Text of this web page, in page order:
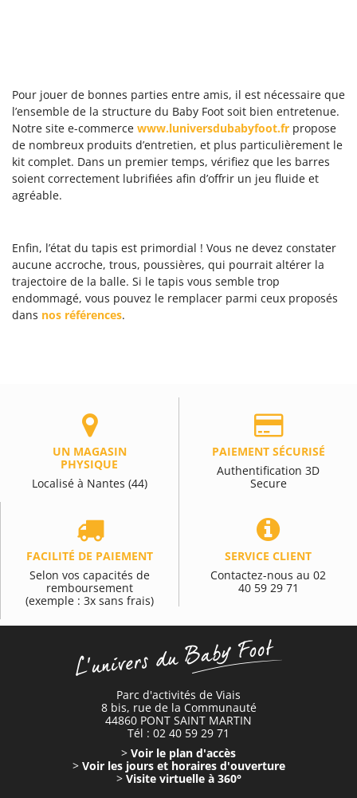
Pour jouer de bonnes parties entre amis, il est nécessaire que
l’ensemble de la structure du Baby Foot soit bien entretenue.
Notre site e-commerce www.luniversdubabyfoot.fr propose
de nombreux produits d’entretien, et plus particulièrement le
kit complet. Dans un premier temps, vérifiez que les barres
soient correctement lubrifiées afin d’offrir un jeu fluide et
agréable.
Enfin, l’état du tapis est primordial ! Vous ne devez constater
aucune accroche, trous, poussières, qui pourrait altérer la
trajectoire de la balle. Si le tapis vous semble trop
endommagé, vous pouvez le remplacer parmi ceux proposés
dans nos références.
UN MAGASIN
PHYSIQUE
Localisé à Nantes (44)
PAIEMENT SÉCURISÉ
Authentification 3D
Secure
FACILITÉ DE PAIEMENT
Selon vos capacités de
remboursement
(exemple : 3x sans frais)
SERVICE CLIENT
Contactez-nous au 02
40 59 29 71
Parc d'activités de Viais
8 bis, rue de la Communauté
44860 PONT SAINT MARTIN
Tél : 02 40 59 29 71
> Voir le plan d'accès
> Voir les jours et horaires d'ouverture
> Visite virtuelle à 360°